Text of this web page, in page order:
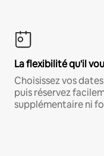
La flexibilité qu'il
Choisissez vos
puis réservez
supplémentaire ni